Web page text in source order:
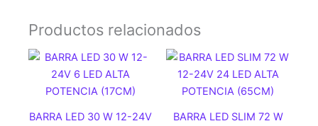
Productos relacionados
BARRA LED 30 W 12-24V
BARRA LED SLIM 72 W